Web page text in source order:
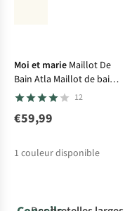
Moi et marie Maillot De
Bain Atla Maillot de bain
menstruel
12
€59,99
1 couleur disponible